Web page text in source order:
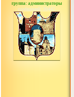
группа: администраторы
сообщений: 30442